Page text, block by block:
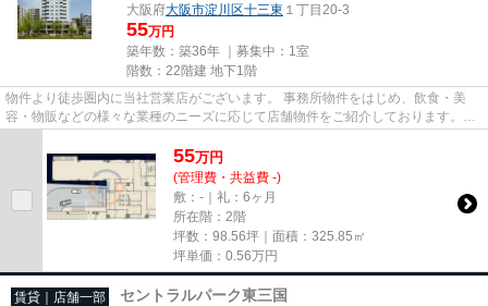
大阪府大阪市淀川区十三東 １丁目20-3
55万円
築年数：築36年 ｜募集中： 1室
階数：22階建 地下1階
物件より徒歩圏内に当社営業店がございます。 事務所物件をはじめ、飲食・美
容・物販などの様々な業種のニーズに応じて店舗物件をご紹介しております。
尚、弊社ではおとり広告は一切...
55万円
(管理費・共益費 -)
敷：-｜礼：6ヶ月
所在階：2階
坪数：98.56坪｜面積：325.85㎡
坪単価： 0.56万円
賃貸｜店舗一部 セントラルパーク東三国